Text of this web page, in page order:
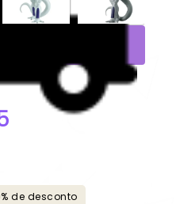
de desconto